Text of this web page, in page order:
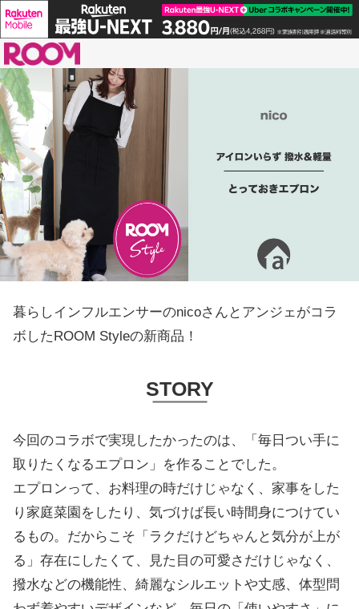
暮らしインフルエンサーのnicoさんとアンジェがコラ
ボしたROOM Styleの新商品！
STORY
今回のコラボで実現したかったのは、「毎日つい手に
取りたくなるエプロン」を作ることでした。
エプロンって、お料理の時だけじゃなく、家事をした
り家庭菜園をしたり、気づけば長い時間身につけてい
るもの。だからこそ「ラクだけどちゃんと気分が上が
る」存在にしたくて、見た目の可愛さだけじゃなく、
撥水などの機能性、綺麗なシルエットや丈感、体型問